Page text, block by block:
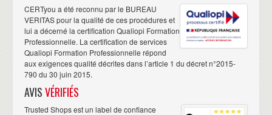
CERTyou a été reconnu par le BUREAU
VERITAS pour la qualité de ces procédures et
lui a décerné la certification Qualiopi Formation
Professionnelle. La certification de services
Qualiopi Formation Professionnelle répond
aux exigences qualité décrites dans l’article 1 du décret n°2015-
790 du 30 juin 2015.
AVISVÉRIFIÉS
Trusted Shops est un label de confiance